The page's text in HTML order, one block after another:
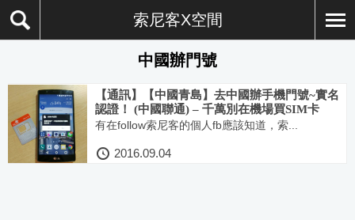
索尼客X空間
中國辦門號
【通訊】【中國青島】去中國辦手機門號~實名
認證！ (中國聯通) – 千萬別在機場買SIM卡
有在follow索尼客的個人fb應該知道，索...
2016.09.04